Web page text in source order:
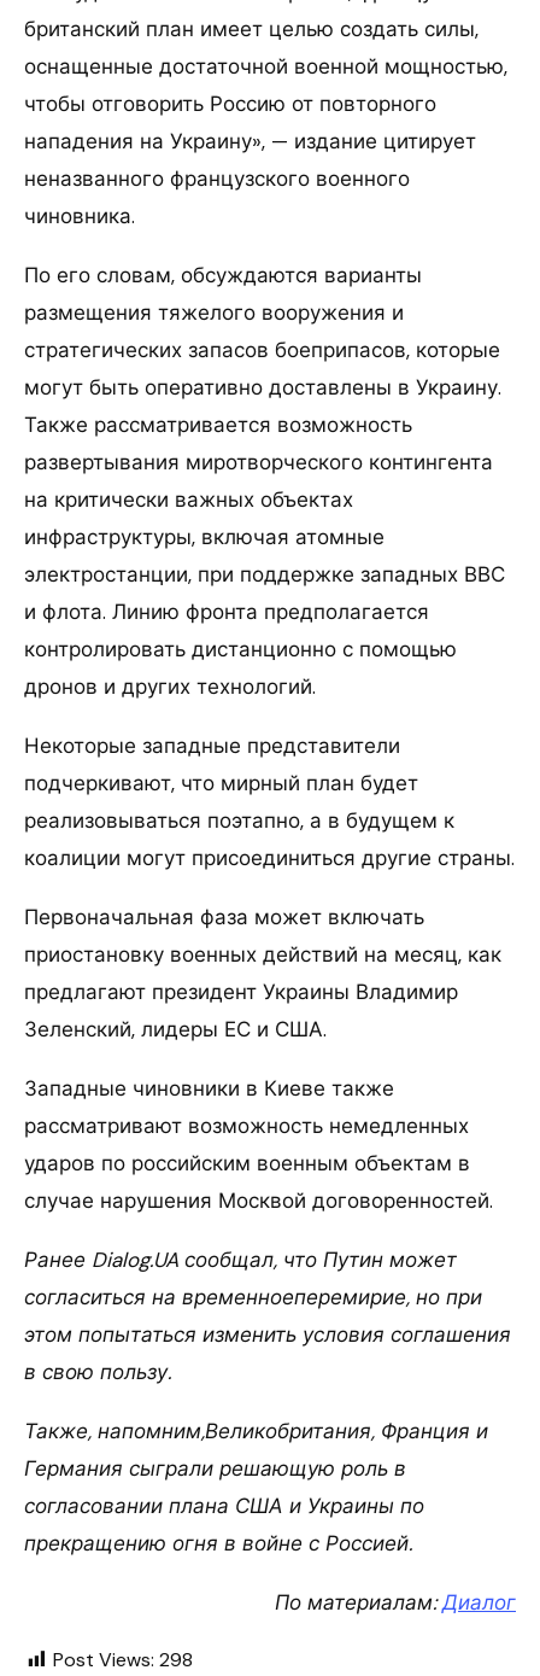
британский план имеет целью создать силы,
оснащенные достаточной военной мощностью,
чтобы отговорить Россию от повторного
нападения на Украину», — издание цитирует
неназванного французского военного
чиновника.
По его словам, обсуждаются варианты
размещения тяжелого вооружения и
стратегических запасов боеприпасов, которые
могут быть оперативно доставлены в Украину.
Также рассматривается возможность
развертывания миротворческого контингента
на критически важных объектах
инфраструктуры, включая атомные
электростанции, при поддержке западных ВВС
и флота. Линию фронта предполагается
контролировать дистанционно с помощью
дронов и других технологий.
Некоторые западные представители
подчеркивают, что мирный план будет
реализовываться поэтапно, а в будущем к
коалиции могут присоединиться другие страны.
Первоначальная фаза может включать
приостановку военных действий на месяц, как
предлагают президент Украины Владимир
Зеленский, лидеры ЕС и США.
Западные чиновники в Киеве также
рассматривают возможность немедленных
ударов по российским военным объектам в
случае нарушения Москвой договоренностей.
Ранее Dialog.UA сообщал, что Путин может
согласиться на временноеперемирие, но при
этом попытаться изменить условия соглашения
в свою пользу.
Также, напомним,Великобритания, Франция и
Германия сыграли решающую роль в
согласовании плана США и Украины по
прекращению огня в войне с Россией.
По материалам:Диалог
Post Views: 298